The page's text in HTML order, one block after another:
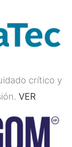
crítico y
VER